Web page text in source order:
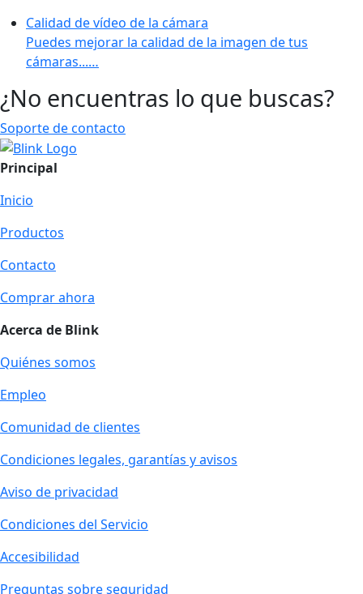
Calidad de vídeo de la cámara
Puedes mejorar la calidad de la imagen de tus
cámaras...…
¿No encuentras lo que buscas?
Soporte de contacto
Principal
Inicio
Productos
Contacto
Comprar ahora
Acerca de Blink
Quiénes somos
Empleo
Comunidad de clientes
Condiciones legales, garantías y avisos
Aviso de privacidad
Condiciones del Servicio
Accesibilidad
Preguntas sobre seguridad